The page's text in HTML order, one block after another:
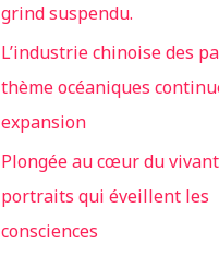
grind suspendu.
L’industrie chinoise des
thème océaniques
expansion
Plongée au cœur du vivant
portraits qui éveillent les
consciences